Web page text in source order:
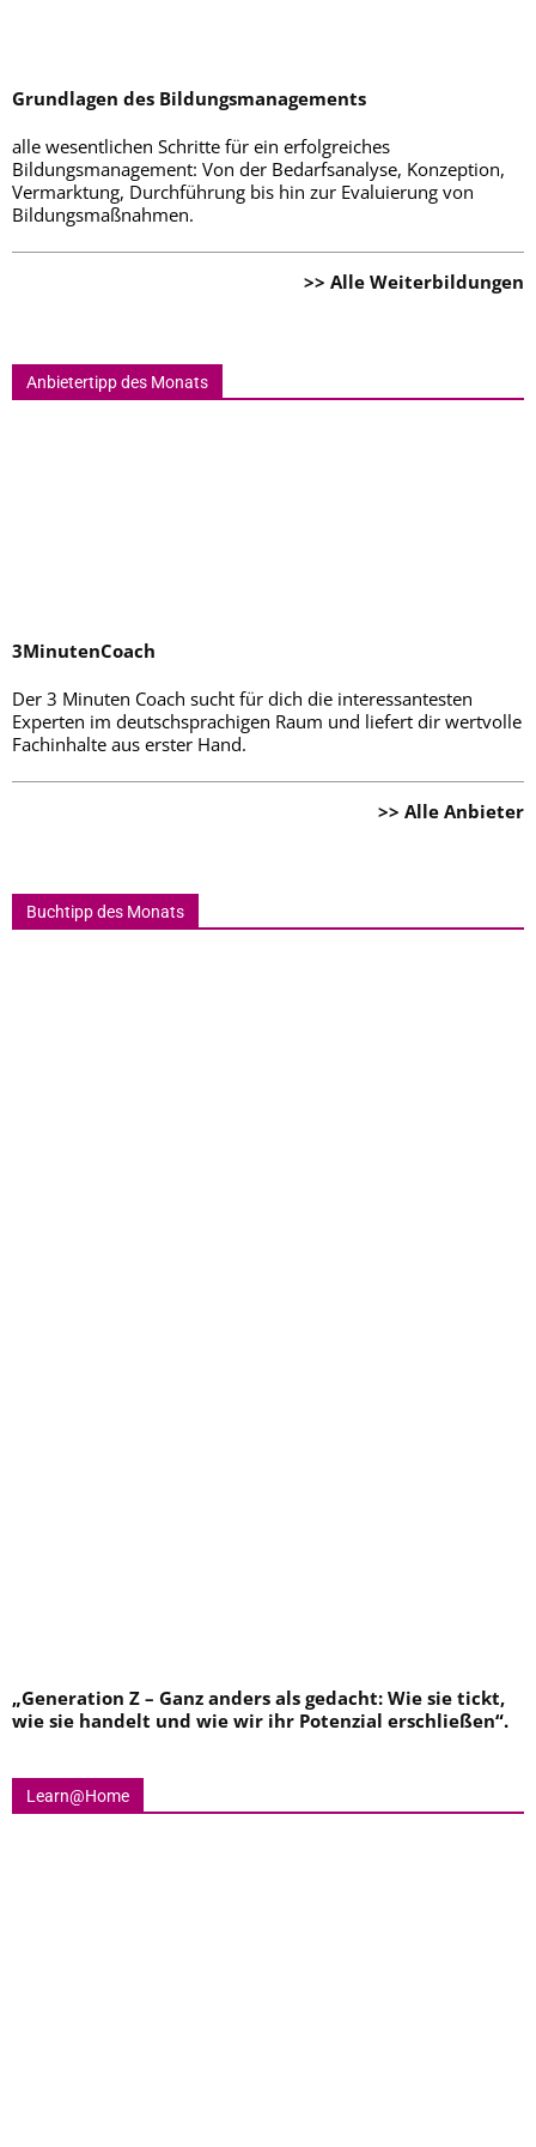
Grundlagen des Bildungsmanagements
alle wesentlichen Schritte für ein erfolgreiches
Bildungsmanagement: Von der Bedarfsanalyse, Konzeption,
Vermarktung, Durchführung bis hin zur Evaluierung von
Bildungsmaßnahmen.
>> Alle Weiterbildungen
Anbietertipp des Monats
3MinutenCoach
Der 3 Minuten Coach sucht für dich die interessantesten
Experten im deutschsprachigen Raum und liefert dir wertvolle
Fachinhalte aus erster Hand.
>> Alle Anbieter
Buchtipp des Monats
„Generation Z – Ganz anders als gedacht: Wie sie tickt,
wie sie handelt und wie wir ihr Potenzial erschließen“.
Learn@Home